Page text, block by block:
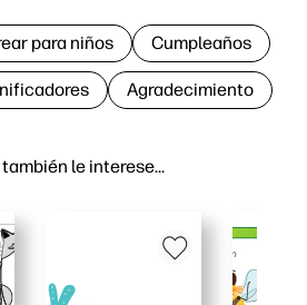
le interese…
para niños Cumpleaños
Agradecimiento